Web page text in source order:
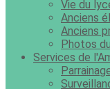
Vie du
Anciens
Anciens
Photos
Services de